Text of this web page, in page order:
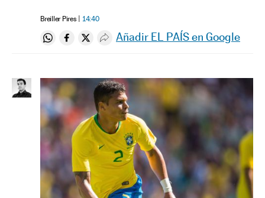
Breiller Pires 14:40
Compartir en Whatsapp
Compartir en Facebook
Compartir en Twitter
Desplegar Redes Sociales
Añadir EL PAÍS en Google